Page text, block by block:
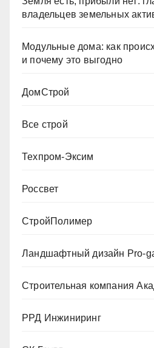
владельцев земельных
Модульные дома: как
и почему это выгодно
ДомСтрой
Все строй
Техпром-Эксим
Россвет
СтройПолимер
Ландшафтный дизайн Pro-
Строительная компания
РРД Инжиниринг